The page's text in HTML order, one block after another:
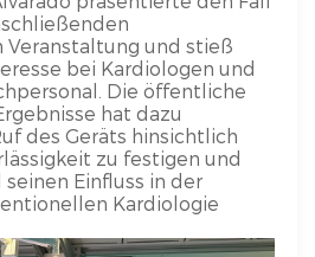
Veranstaltung und stieß
bei Kardiologen und
Die öffentliche
hat dazu
des Geräts hinsichtlich
zu festigen und
Einfluss in der
Kardiologie